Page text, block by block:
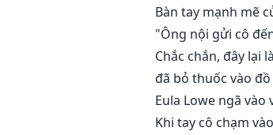
Bàn tay mạnh mẽ
"Ông nội gửi cô
Chắc chắn, đây lại
đã bỏ thuốc vào
Eula Lowe ngã
Khi tay cô chạm